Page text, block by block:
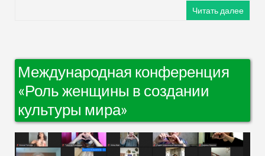
Читать далее
Международная конференция
«Роль женщины в создании
культуры мира»